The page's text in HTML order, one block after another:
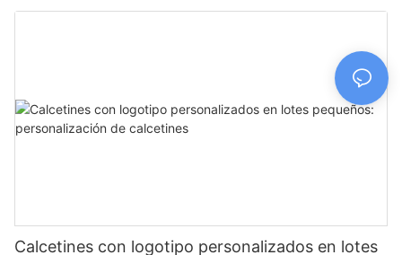
Calcetines con logotipo personalizados en lotes